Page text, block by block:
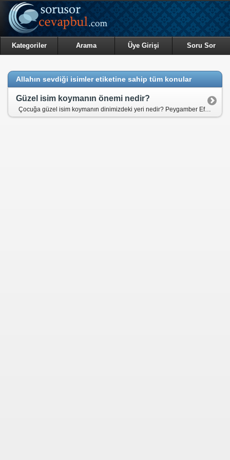
Kategoriler Arama Üye Girişi Soru Sor
Allahın sevdiği isimler etiketine sahip tüm konular
Güzel isim koymanın önemi nedir?
Çocuğa güzel isim koymanın dinimizdeki yeri nedir? Peygamber Efendimiz (asm) kötü isimleri değiştirmiş midir? Allah'ın (cc) ve Peygamber Efendimiz'in (asm) sevdiği ve sevmediği isimler nelerdir?